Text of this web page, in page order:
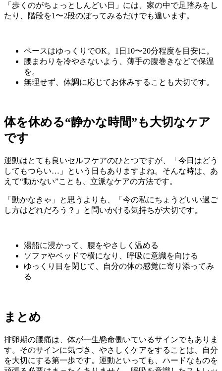
「歩くのがちょっとしんどい日」には、家の中で足踏みをし
たり、階段を1〜2段のぼってみるだけでも違います。
ペースはゆっくりでOK。1日10〜20分程度を目安に。
腰まわりを冷やさないよう、薄手の腹巻きなどで保温
を。
無理せず、体調に応じてお休みすることも大切です。
体を休める“静かな時間”も大切なケア
です
運動はとても良いセルフケアのひとつですが、「今日はどう
してもつらい…」という日もありますよね。そんな時は、あ
えて“動かない”ことも、立派なケアの方法です。
「動かなきゃ」と思うよりも、「今の私にちょうどいい過ご
し方はどれだろう？」と問いかける気持ちが大切です。
湯船に浸かって、腰をやさしく温める
ソファやベッドで横になり、呼吸に意識を向ける
ゆっくり目を閉じて、自分の体の感覚に寄り添ってみ
る
まとめ
排卵期の腰痛は、体が一生懸命働いているサインでもありま
す。そのサインに気づき、やさしくケアをすることは、自分
を大切にする第一歩です。運動といっても、ハードなものを